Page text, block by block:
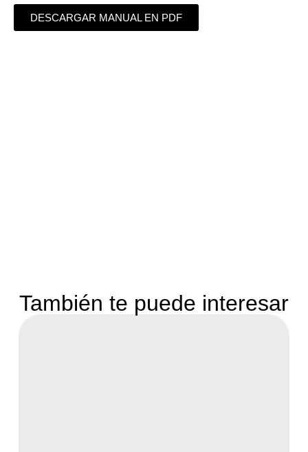
DESCARGAR MANUAL EN PDF
También te puede interesar